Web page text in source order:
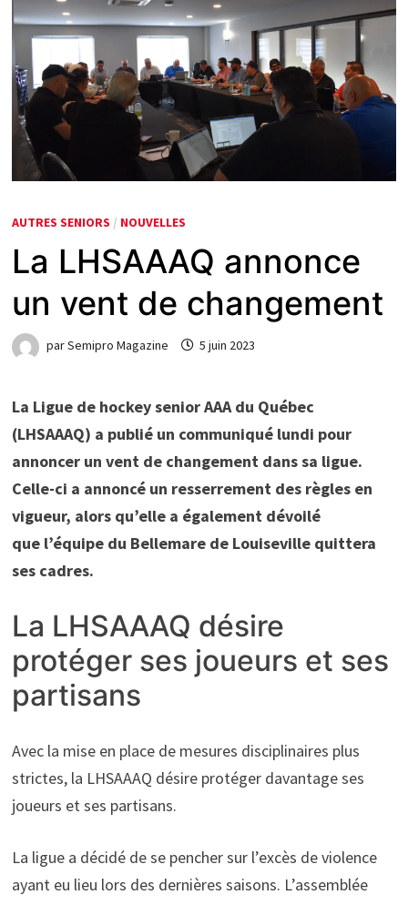
AUTRES SENIORS / NOUVELLES
La LHSAAAQ annonce
un vent de changement
parSemipro Magazine 5 juin 2023
La Ligue de hockey senior AAA du Québec
(LHSAAAQ) a publié un communiqué lundi pour
annoncer un vent de changement dans sa ligue.
Celle-ci a annoncé un resserrement des règles en
vigueur, alors qu’elle a également dévoilé
que l’équipe du Bellemare de Louiseville quittera
ses cadres.
La LHSAAAQ désire
protéger ses joueurs et ses
partisans
Avec la mise en place de mesures disciplinaires plus
strictes, la LHSAAAQ désire protéger davantage ses
joueurs et ses partisans.
La ligue a décidé de se pencher sur l’excès de violence
ayant eu lieu lors des dernières saisons. L’assemblée